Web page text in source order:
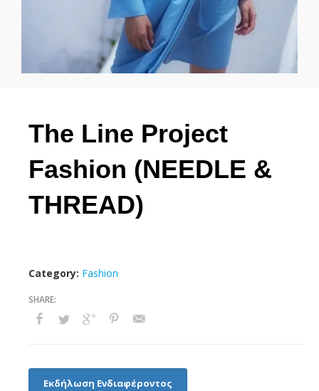
The Line Project
Fashion (NEEDLE &
THREAD)
Category: Fashion
Εκδήλωση Ενδιαφέροντος